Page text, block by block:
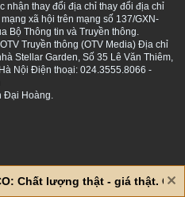
nhận thay đổi địa chỉ thay đổi địa chỉ
xã hội trên mạng số 137/GXN-
Bộ Thông tin và Truyền thông.
Truyền thông (OTV Media) Địa chỉ
Stellar Garden, Số 35 Lê Văn Thiêm,
Nội Điện thoại: 024.3555.8066 -
Đại Hoàng.
Chất lượng thật - giá thật. Giá